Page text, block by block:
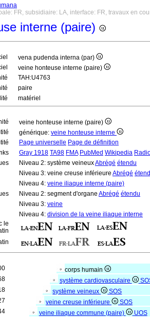
FR, subsidiaire: LA, interface: FR, travaux en
interne (paire)
vena pudenda interna (par)
veine honteuse interne (paire)
TAH:U4763
paire
matériel
veine honteuse interne (paire)
générique: veine honteuse interne
Page universelle Page de définition
Gray 1918 TA98 FMA PubMed Wikipedia
Niveau 2: système veineuxAbrégé étendu
Niveau 3: veine creuse inférieure Abrégé
Niveau 4: veine iliaque interne (paire)
Niveau 2: segment d'organe Abrégé étendu
Niveau 3: veine
Niveau 4: division de la veine iliaque interne
le
corps humain
système cardiovasculaire
système veineux
SOS
veine creuse inférieure
SOS
veine iliaque commune (paire)
UOS